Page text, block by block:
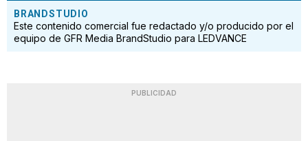
BRANDSTUDIO
Este contenido comercial fue redactado y/o producido por el
equipo de GFR Media BrandStudio para LEDVANCE
PUBLICIDAD